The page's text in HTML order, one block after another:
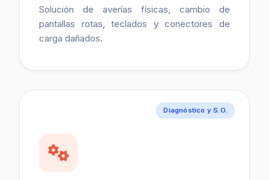
Solución de averías físicas, cambio de
pantallas rotas, teclados y conectores de
carga dañados.
Diagnóstico y S.O.